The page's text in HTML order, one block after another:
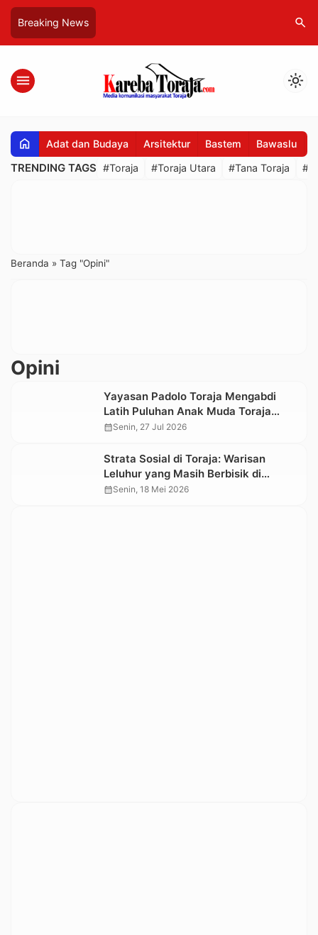
Breaking News search
menu light_mode
home Adat dan Budaya Arsitektur Bastem Bawaslu
TRENDING TAGS #Toraja #Toraja Utara #Tana Toraja
Beranda » Tag "Opini"
Opini
Yayasan Padolo Toraja Mengabdi
Latih Puluhan Anak Muda Toraja
Menulis Artikel Opini
calendar_monthSenin, 27 Jul 2026
Strata Sosial di Toraja: Warisan
Leluhur yang Masih Berbisik di
Tengah Zaman Modern
calendar_monthSenin, 18 Mei 2026